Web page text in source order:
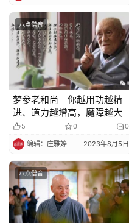
八点僧音
梦参老和尚｜你越用功越精
进、道力越增高，魔障越大
5 0 0
编辑：庄雅婷 2023年8月5日
八点僧音